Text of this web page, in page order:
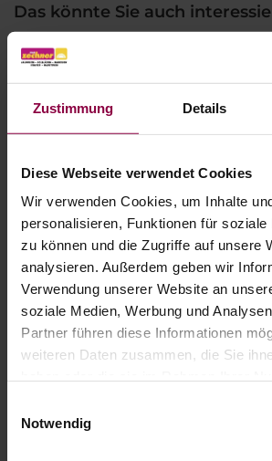
Zustimmung Details
Diese Webseite verwendet Cookies
Wir verwenden Cookies, um Inhalte
personalisieren, Funktionen für soziale
zu können und die Zugriffe auf unsere
analysieren. Außerdem geben wir
Verwendung unserer Website an
soziale Medien, Werbung und
Partner führen diese Informationen
weiteren Daten zusammen, die Sie
Notwendig
Das könnte Sie auch